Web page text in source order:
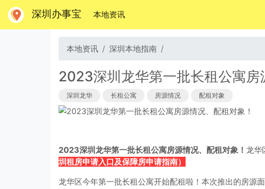
深圳办事宝 本地资讯(当前)
本地资讯 深圳本地指南
2023深圳龙华第一批长租公寓房
深圳龙华 长租公寓 房源情况 配租对象
2023深圳龙华第一批长租公寓房源情况、配租对象！ 龙华
圳租房申请入口及保障房申请指南）
龙华区今年第一批长租公寓开始配租啦！本次推出的房源